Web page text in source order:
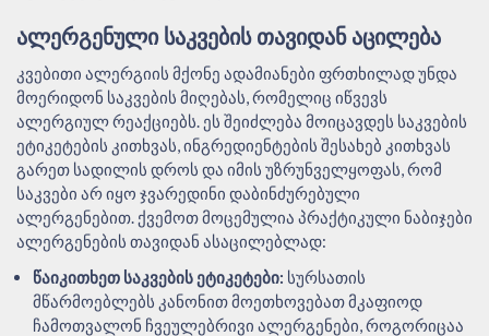
ᲐᲚᲔᲠᲒᲔᲜᲣᲚᲘ ᲡᲐᲙᲕᲔᲑᲘᲡ ᲗᲐᲕᲘᲓᲐᲜ ᲐᲪᲘᲚᲔᲑᲐ
კვებითი ალერგიის მქონე ადამიანები ფრთხილად უნდა
მოერიდონ საკვების მიღებას, რომელიც იწვევს
ალერგიულ რეაქციებს. ეს შეიძლება მოიცავდეს საკვების
ეტიკეტების კითხვას, ინგრედიენტების შესახებ კითხვას
გარეთ სადილის დროს და იმის უზრუნველყოფას, რომ
საკვები არ იყო ჯვარედინი დაბინძურებული
ალერგენებით. ქვემოთ მოცემულია პრაქტიკული ნაბიჯები
ალერგენების თავიდან ასაცილებლად:
წაიკითხეთ საკვების ეტიკეტები: სურსათის
მწარმოებლებს კანონით მოეთხოვებათ მკაფიოდ
ჩამოთვალონ ჩვეულებრივი ალერგენები, როგორიცაა